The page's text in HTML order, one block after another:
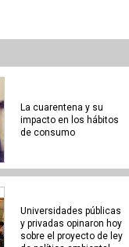
La cuarentena y su
impacto en los hábitos
de consumo
Universidades públicas
y privadas opinaron hoy
sobre el proyecto de ley